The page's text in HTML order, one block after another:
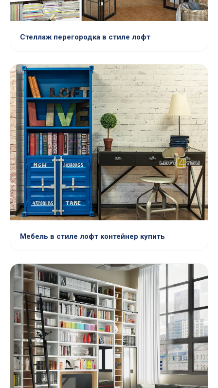
Стеллаж перегородка в стиле лофт
Мебель в стиле лофт контейнер купить